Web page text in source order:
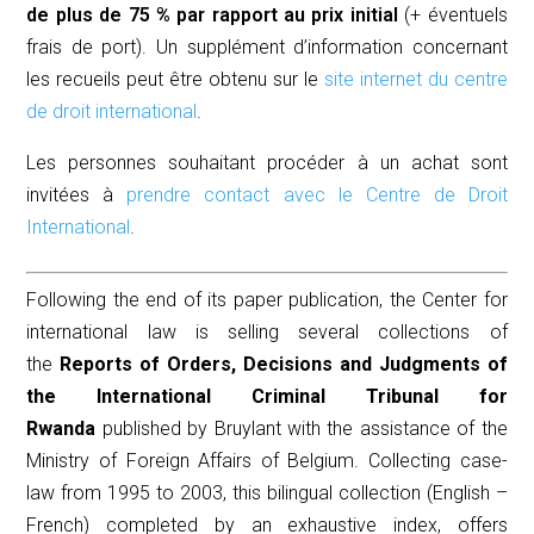
de plus de 75 % par rapport au prix initial (+ éventuels
frais de port). Un supplément d’information concernant
les recueils peut être obtenu sur le site internet du centre
de droit international.
Les personnes souhaitant procéder à un achat sont
invitées à prendre contact avec le Centre de Droit
International.
Following the end of its paper publication, the Center for
international law is selling several collections of
the Reports of Orders, Decisions and Judgments of
the International Criminal Tribunal for
Rwanda published by Bruylant with the assistance of the
Ministry of Foreign Affairs of Belgium. Collecting case-
law from 1995 to 2003, this bilingual collection (English –
French) completed by an exhaustive index, offers